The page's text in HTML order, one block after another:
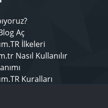
Aç
İlkeleri
Nasıl Kullanılır
Kuralları
Başvurusu - Bize Katıl